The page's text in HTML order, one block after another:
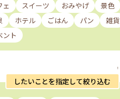
ェ スイーツ おみやげ
景色
ホテル ごはん パン
雑貨
ント
したいことを指定して絞り込む